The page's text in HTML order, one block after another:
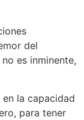
del
es inminente,
la capacidad
para tener